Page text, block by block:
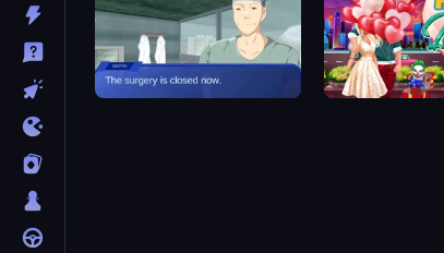
Harley Learns To